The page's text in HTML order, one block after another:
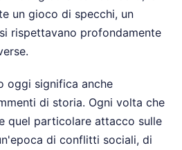
un gioco di specchi, un
rispettavano profondamente
oggi significa anche
di storia. Ogni volta che
quel particolare attacco sulle
di conflitti sociali, di